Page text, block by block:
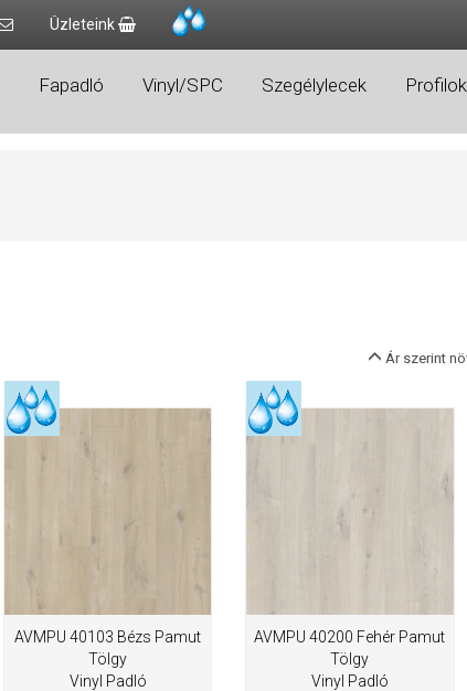
Üzleteink
Fapadló Vinyl/SPC Szegélylecek Profilok
Ár szerint
AVMPU 40103 Bézs Pamut
Tölgy
Vinyl Padló
AVMPU 40200 Fehér Pamut
Tölgy
Vinyl Padló